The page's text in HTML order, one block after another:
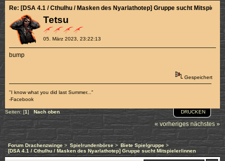
Tetsu
05. März 2023, 23:22:13
Re: [DSA 4.1 / Cthulhu / Masken des Nyarlathotep] Gruppe sucht Mitspieler/
bump
Gespeichert
"I know what you did last Summer..."
-Facebook
DRUCKEN
Seiten: [1] Nach oben
« vorheriges nächstes »
Forum Drachenzwinge > Spielrundenbörse> Biete Spielgruppe>
[DSA 4.1 / Cthulhu / Masken des Nyarlathotep] Gruppe sucht Mitspieler/innen